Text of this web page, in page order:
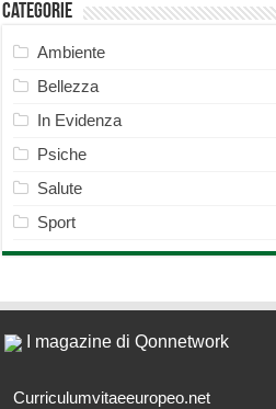
Categorie
Ambiente
Bellezza
In Evidenza
Psiche
Salute
Sport
I magazine di Qonnetwork
Curriculumvitaeeuropeo.net